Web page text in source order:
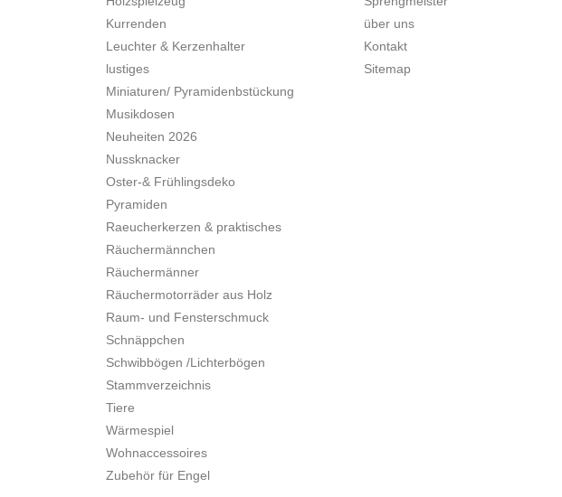
Kurrenden
Leuchter & Kerzenhalter
lustiges
Miniaturen/ Pyramidenbstückung
Musikdosen
Neuheiten 2026
Nussknacker
Oster-& Frühlingsdeko
Pyramiden
Raeucherkerzen & praktisches
Räuchermännchen
Räuchermänner
Räuchermotorräder aus Holz
Raum- und Fensterschmuck
Schnäppchen
Schwibbögen /Lichterbögen
Stammverzeichnis
Tiere
Wärmespiel
Wohnaccessoires
Zubehör für Engel
über uns
Kontakt
Sitemap